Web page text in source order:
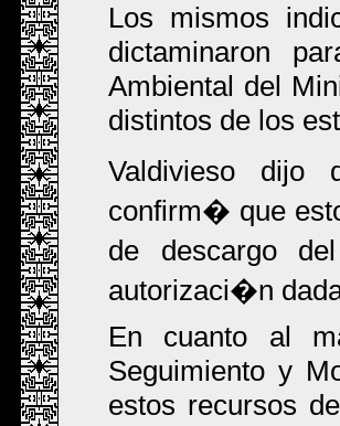
Los mismos
dictaminaron
Ambiental del
distintos de los
Valdivieso dijo
confirm� que
de descargo
autorizaci�n
En cuanto al
Seguimiento y
estos recursos